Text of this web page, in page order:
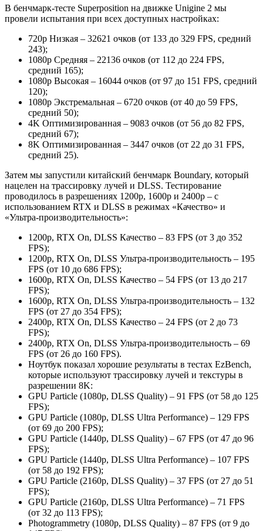
В бенчмарк-тесте Superposition на движке Unigine 2 мы
провели испытания при всех доступных настройках:
720p Низкая – 32621 очков (от 133 до 329 FPS, средний
243);
1080p Средняя – 22136 очков (от 112 до 224 FPS,
средний 165);
1080p Высокая – 16044 очков (от 97 до 151 FPS, средний
120);
1080p Экстремальная – 6720 очков (от 40 до 59 FPS,
средний 50);
4K Оптимизированная – 9083 очков (от 56 до 82 FPS,
средний 67);
8K Оптимизированная – 3447 очков (от 22 до 31 FPS,
средний 25).
Затем мы запустили китайский бенчмарк Boundary, который
нацелен на трассировку лучей и DLSS. Тестирование
проводилось в разрешениях 1200p, 1600p и 2400p – с
использованием RTX и DLSS в режимах «Качество» и
«Ультра-производительность»:
1200p, RTX On, DLSS Качество – 83 FPS (от 3 до 352
FPS);
1200p, RTX On, DLSS Ультра-производительность – 195
FPS (от 10 до 686 FPS);
1600p, RTX On, DLSS Качество – 54 FPS (от 13 до 217
FPS);
1600p, RTX On, DLSS Ультра-производительность – 132
FPS (от 27 до 354 FPS);
2400p, RTX On, DLSS Качество – 24 FPS (от 2 до 73
FPS);
2400p, RTX On, DLSS Ультра-производительность – 69
FPS (от 26 до 160 FPS).
Ноутбук показал хорошие результаты в тестах EzBench,
которые используют трассировку лучей и текстуры в
разрешении 8K:
GPU Particle (1080p, DLSS Quality) – 91 FPS (от 58 до 125
FPS);
GPU Particle (1080p, DLSS Ultra Performance) – 129 FPS
(от 69 до 200 FPS);
GPU Particle (1440p, DLSS Quality) – 67 FPS (от 47 до 96
FPS);
GPU Particle (1440p, DLSS Ultra Performance) – 107 FPS
(от 58 до 192 FPS);
GPU Particle (2160p, DLSS Quality) – 37 FPS (от 27 до 51
FPS);
GPU Particle (2160p, DLSS Ultra Performance) – 71 FPS
(от 32 до 113 FPS);
Photogrammetry (1080p, DLSS Quality) – 87 FPS (от 9 до